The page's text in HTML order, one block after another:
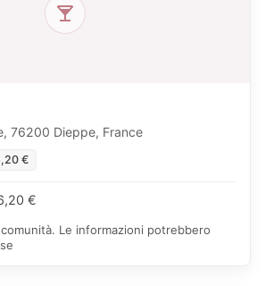
76200 Dieppe, France
€
€
Le informazioni potrebbero